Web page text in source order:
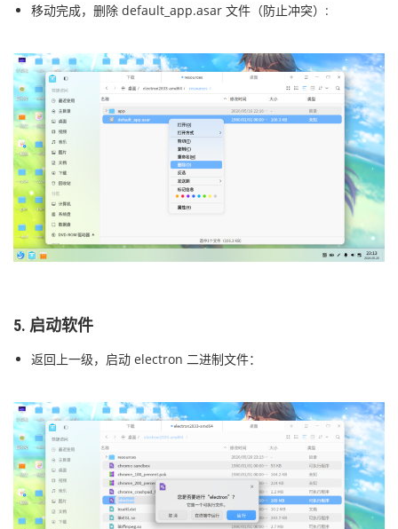
移动完成，删除 default_app.asar 文件（防止冲突）:
5. 启动软件
返回上一级，启动 electron 二进制文件：